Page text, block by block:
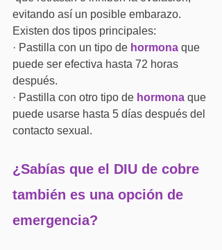
evitando así un posible embarazo.
Existen dos tipos principales:
· Pastilla con un tipo de hormona que
puede ser efectiva hasta 72 horas
después.
· Pastilla con otro tipo de hormona que
puede usarse hasta 5 días después del
contacto sexual.
¿Sabías que el DIU de cobre
también es una opción de
emergencia?